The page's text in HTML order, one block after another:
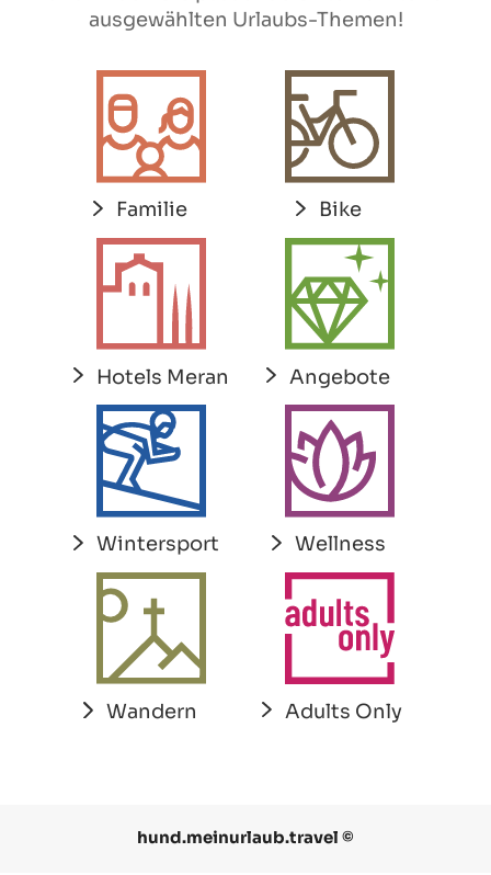
ausgewählten Urlaubs-Themen!
Familie Bike
Hotels Meran Angebote
Wintersport Wellness
Wandern Adults Only
hund.meinurlaub.travel ©